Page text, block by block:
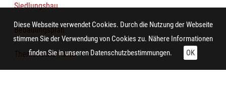
Siedlungsbau
Bebauungsplan
Thematische Karte
Diese Webseite verwendet Cookies. Durch die Nutzung der Webseite
stimmen Sie der Verwendung von Cookies zu. Nähere Informationen
finden Sie in unseren Datenschutzbestimmungen. OK